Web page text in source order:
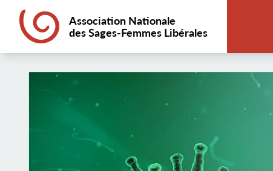
Association Nationale
des Sages-Femmes Libérales